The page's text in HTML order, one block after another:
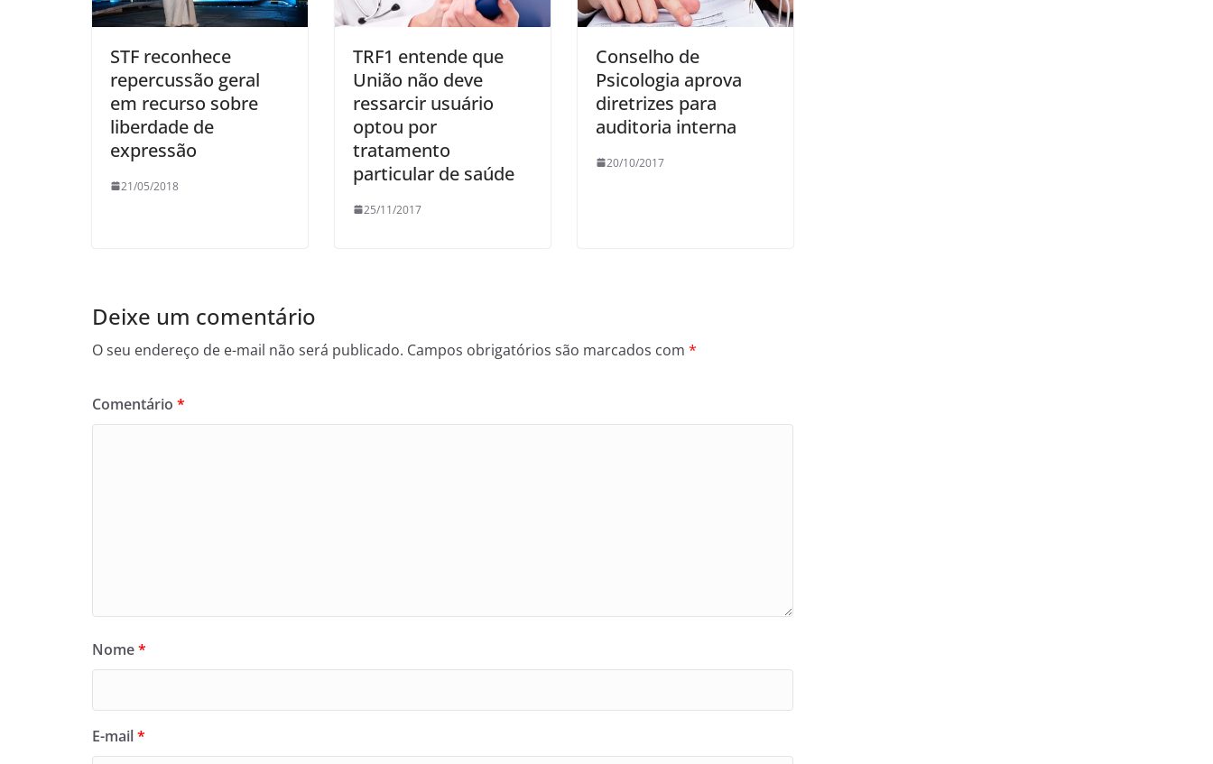
STF reconhece
repercussão geral
em recurso sobre
liberdade de
expressão
21/05/2018
TRF1 entende que
União não deve
ressarcir usuário
optou por
tratamento
particular de saúde
25/11/2017
Conselho de
Psicologia aprova
diretrizes para
auditoria interna
20/10/2017
Deixe um comentário
O seu endereço de e-mail não será publicado. Campos obrigatórios são marcados com *
Comentário *
Nome*
E-mail*